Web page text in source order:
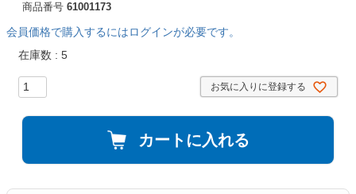
商品番号 61001173
会員価格で購入するにはログインが必要です。
在庫数
5
お気に入りに登録する
カートに入れる